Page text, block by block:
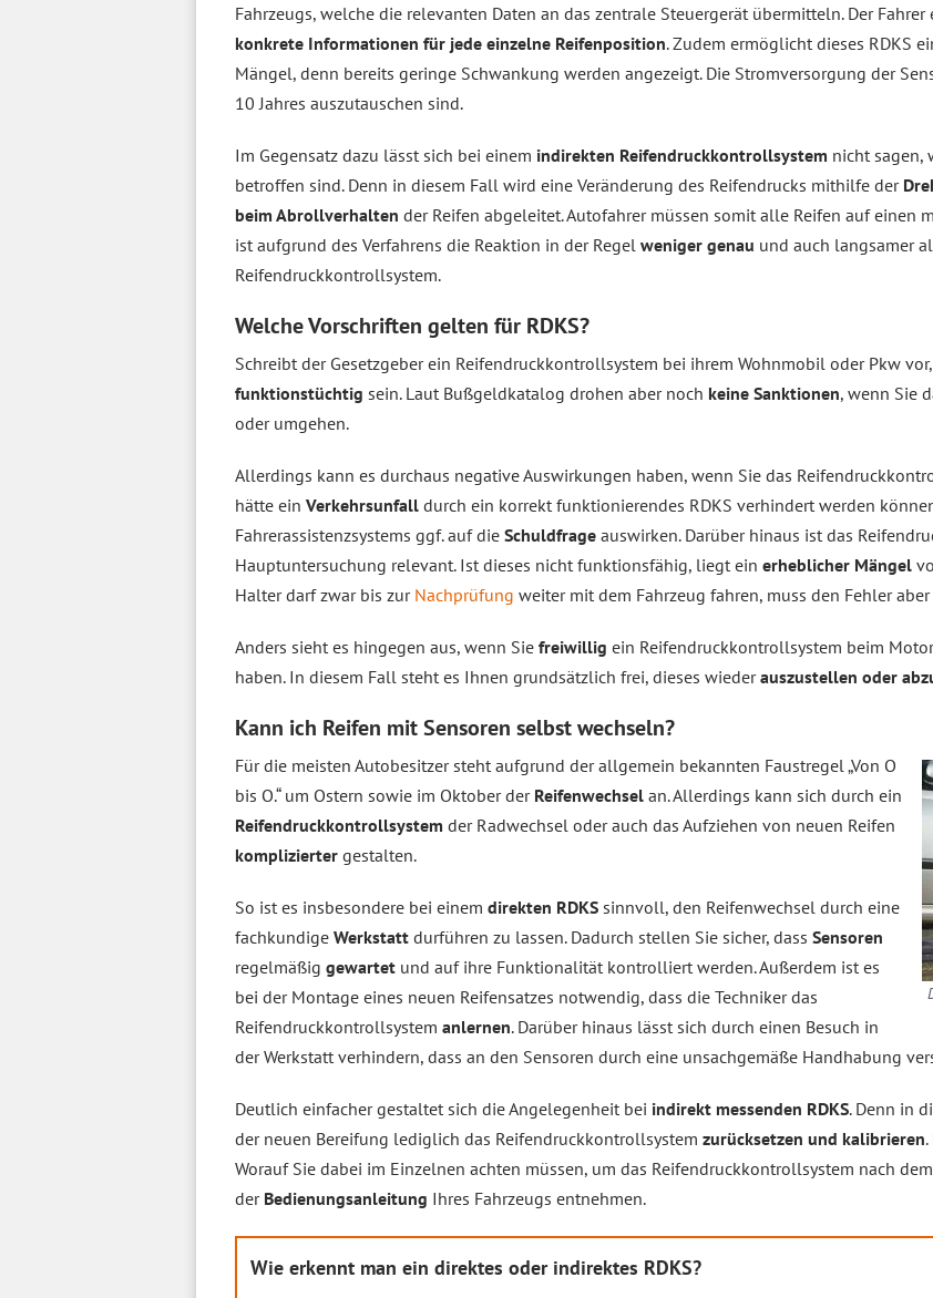
Fahrzeugs, welche die relevanten Daten an das zentrale Steuergerät übermitteln. Der
konkrete Informationen für jede einzelne Reifenposition. Zudem ermöglicht dieses RDKS
Mängel, denn bereits geringe Schwankung werden angezeigt. Die Stromversorgung der
10 Jahres auszutauschen sind.
Im Gegensatz dazu lässt sich bei einem indirekten Reifendruckkontrollsystem nicht sagen,
betroffen sind. Denn in diesem Fall wird eine Veränderung des Reifendrucks mithilfe der
beim Abrollverhalten der Reifen abgeleitet. Autofahrer müssen somit alle Reifen auf einen
ist aufgrund des Verfahrens die Reaktion in der Regel weniger genau und auch langsamer
Reifendruckkontrollsystem.
Welche Vorschriften gelten für RDKS?
Schreibt der Gesetzgeber ein Reifendruckkontrollsystem bei ihrem Wohnmobil oder Pkw
funktionstüchtig sein. Laut Bußgeldkatalog drohen aber noch keine Sanktionen, wenn Sie
oder umgehen.
Allerdings kann es durchaus negative Auswirkungen haben, wenn Sie das
hätte ein Verkehrsunfall durch ein korrekt funktionierendes RDKS verhindert werden
Fahrerassistenzsystems ggf. auf die Schuldfrage auswirken. Darüber hinaus ist das
Hauptuntersuchung relevant. Ist dieses nicht funktionsfähig, liegt ein erheblicher Mängel
Halter darf zwar bis zur Nachprüfung weiter mit dem Fahrzeug fahren, muss den Fehler
Anders sieht es hingegen aus, wenn Sie freiwillig ein Reifendruckkontrollsystem beim
haben. In diesem Fall steht es Ihnen grundsätzlich frei, dieses wiederauszustellen oder
Kann ich Reifen mit Sensoren selbst wechseln?
Für die meisten Autobesitzer steht aufgrund der allgemein bekannten Faustregel „Von O
bis O.“ um Ostern sowie im Oktober der Reifenwechsel an. Allerdings kann sich durch ein
Reifendruckkontrollsystem der Radwechsel oder auch das Aufziehen von neuen Reifen
komplizierter gestalten.
So ist es insbesondere bei einem direkten RDKS sinnvoll, den Reifenwechsel durch eine
fachkundige Werkstatt durführen zu lassen. Dadurch stellen Sie sicher, dass Sensoren
regelmäßig gewartet und auf ihre Funktionalität kontrolliert werden. Außerdem ist es
bei der Montage eines neuen Reifensatzes notwendig, dass die Techniker das
Reifendruckkontrollsystem anlernen. Darüber hinaus lässt sich durch einen Besuch in
der Werkstatt verhindern, dass an den Sensoren durch eine unsachgemäße Handhabung
Deutlich einfacher gestaltet sich die Angelegenheit bei indirekt messenden RDKS. Denn in
der neuen Bereifung lediglich das Reifendruckkontrollsystem zurücksetzen und kalibrieren
Worauf Sie dabei im Einzelnen achten müssen, um das Reifendruckkontrollsystem nach
der Bedienungsanleitung Ihres Fahrzeugs entnehmen.
Wie erkennt man ein direktes oder indirektes RDKS?